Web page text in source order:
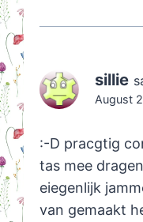
sillie
August
:-D pracgtig
tas mee
eiegenlijk
van gemaakt